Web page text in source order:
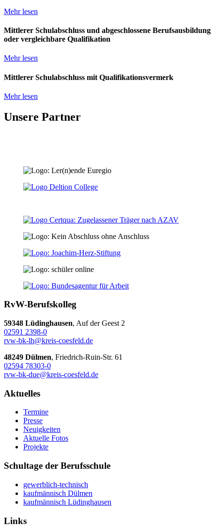
Mehr lesen
Mittlerer Schulabschluss und abgeschlossene Berufsausbildung
oder vergleichbare Qualifikation
Mehr lesen
Mittlerer Schulabschluss mit Qualifikationsvermerk
Mehr lesen
Unsere Partner
RvW-Berufskolleg
59348 Lüdinghausen, Auf der Geest 2
02591 2398-0
rvw-bk-lh@kreis-coesfeld.de
48249 Dülmen, Friedrich-Ruin-Str. 61
02594 78303-0
rvw-bk-due@kreis-coesfeld.de
Aktuelles
Termine
Presse
Neuigkeiten
Aktuelle Fotos
Projekte
Schultage der Berufsschule
gewerblich-technisch
kaufmännisch Dülmen
kaufmännisch Lüdinghausen
Links